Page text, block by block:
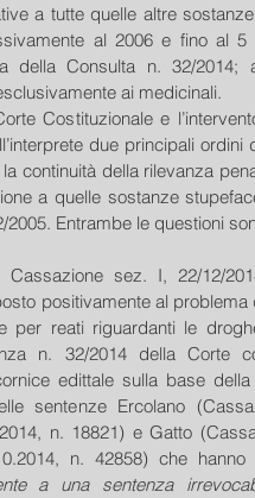
a tutte quelle altre
al 2006 e fino al
della Consulta n. 32/
ai medicinali.
Costituzionale e
due principali
continuità della rilevanza
a quelle sostanze
Entrambe le questioni
sez. I, 22/12/
positivamente al problema
per reati riguardanti le
n. 32/2014 della Corte
edittale sulla base
sentenze Ercolano
n. 18821) e Gatto
n. 42858) che
a una sentenza